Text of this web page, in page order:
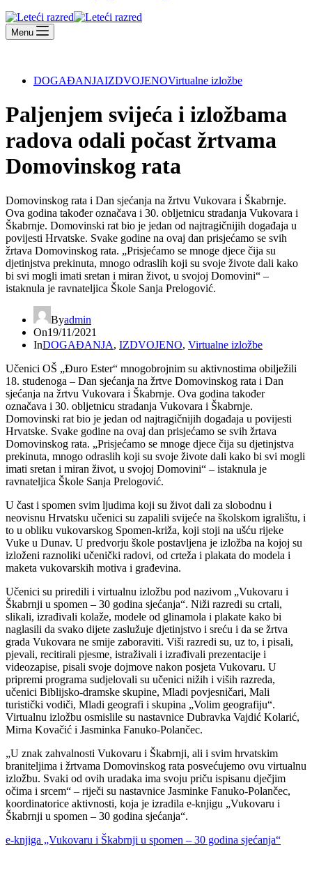
Menu
DOGAĐANJAIZDVOJENOVirtualne izložbe
Paljenjem svijeća i izložbama
radova odali počast žrtvama
Domovinskog rata
Domovinskog rata i Dan sjećanja na žrtvu Vukovara i Škabrnje.
Ova godina također označava i 30. obljetnicu stradanja Vukovara i
Škabrnje. Domovinski rat bio je jedan od najtragičnijih događaja u
povijesti Hrvatske. Svake godine na ovaj dan prisjećamo se svih
žrtava Domovinskog rata. „Prisjećamo se mnoge djece čija su
djetinjstva prekinuta, mnogo odraslih koji su svoje živote dali kako
bi svi mogli imati sretan i miran život, u svojoj Domovini“ –
istaknula je ravnateljica Škole Sanja Prelogović.
Byadmin
On19/11/2021
InDOGAĐANJA, IZDVOJENO, Virtualne izložbe
Učenici OŠ „Đuro Ester“ mnogobrojnim su aktivnostima obilježili
18. studenoga – Dan sjećanja na žrtve Domovinskog rata i Dan
sjećanja na žrtvu Vukovara i Škabrnje. Ova godina također
označava i 30. obljetnicu stradanja Vukovara i Škabrnje.
Domovinski rat bio je jedan od najtragičnijih događaja u povijesti
Hrvatske. Svake godine na ovaj dan prisjećamo se svih žrtava
Domovinskog rata. „Prisjećamo se mnoge djece čija su djetinjstva
prekinuta, mnogo odraslih koji su svoje živote dali kako bi svi mogli
imati sretan i miran život, u svojoj Domovini“ – istaknula je
ravnateljica Škole Sanja Prelogović.
U čast i spomen svim ljudima koji su život dali za slobodnu i
neovisnu Hrvatsku učenici su zapalili svijeće na školskom igralištu, i
to u obliku vukovarskog Spomen-križa, koji stoji na ušću rijeke
Vuke u Dunav. U predvorju škole postavljena je izložba na kojoj su
izloženi raznoliki učenički radovi, od crteža i plakata do modela i
maketa vukovarskih motiva i građevina.
Učenici su priredili i virtualnu izložbu pod nazivom „Vukovaru i
Škabrnji u spomen – 30 godina sjećanja“. Niži razredi su crtali,
slikali, izrađivali kolaže, modele od glinamola i plakate kako bi
naglasili da svako dijete zaslužuje djetinjstvo i sreću i da se žrtva
grada Vukovara ne smije zaboraviti. Viši razredi su, uz to, i pisali,
pjevali, recitirali pjesme, istraživali i izrađivali prezentacije i
videozapise, pisali svoje dojmove nakon posjeta Vukovaru. U
pripremi programa sudjelovali su učenici nižih i viših razreda,
učenici Biblijsko-dramske skupine, Mladi povjesničari, Mali
turistički vodiči, Mladi geografi i skupina „Volim geografiju“.
Virtualnu izložbu osmislile su nastavnice Dubravka Vajdić Kolarić,
Mirna Kovačić i Jasminka Fanuko-Polančec.
„U znak zahvalnosti Vukovaru i Škabrnji, ali i svim hrvatskim
braniteljima i žrtvama Domovinskog rata posvećujemo ovu virtualnu
izložbu. Svaki od ovih uradaka ima svoju priču ispisanu dječjim
očima i srcem“ – riječi su nastavnice Jasminke Fanuko-Polančec,
koordinatorice aktivnosti, koja je izradila e-knjigu „Vukovaru i
Škabrnji u spomen – 30 godina sjećanja“.
e-knjiga „Vukovaru i Škabrnji u spomen – 30 godina sjećanja“